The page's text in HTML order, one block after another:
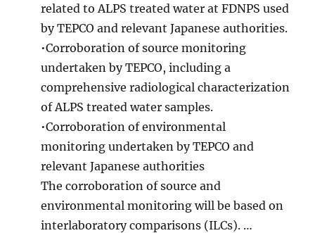
related to ALPS treated water at FDNPS used
by TEPCO and relevant Japanese authorities.
•Corroboration of source monitoring
undertaken by TEPCO, including a
comprehensive radiological characterization
of ALPS treated water samples.
•Corroboration of environmental
monitoring undertaken by TEPCO and
relevant Japanese authorities
The corroboration of source and
environmental monitoring will be based on
interlaboratory comparisons (ILCs). …